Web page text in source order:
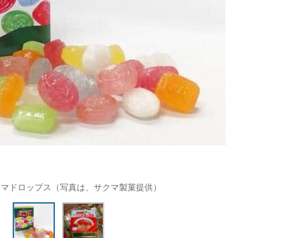
ドロップス（写真は、サクマ製菓提供）